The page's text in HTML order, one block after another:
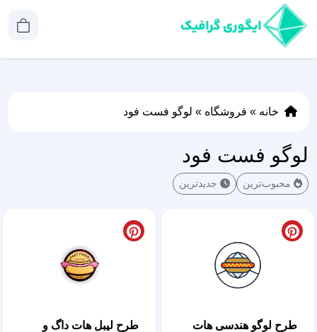
خانه » فروشگاه » لوگو فست فود
لوگو فست فود
محبوب‌ترین جدیدترین
طرح لوگو هندسی هات
طرح لیبل هات داگ و